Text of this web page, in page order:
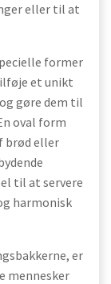
eller til at
former
et unikt
gøre dem til
oval form
brød eller
til at servere
harmonisk
er
mennesker